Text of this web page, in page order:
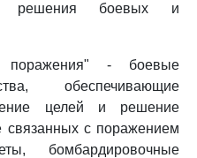
решения боевых и
поражения" - боевые
обеспечивающие
целей и решение
связанных с поражением
бомбардировочные